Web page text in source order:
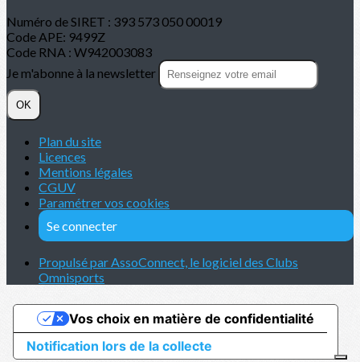
Numéro de SIRET : 393 573 050 00019
Code APE: 9499Z
Code RNA : W942003083
Je m'abonne à la newsletter
OK
Plan du site
Licences
Mentions légales
CGUV
Paramétrer vos cookies
Se connecter
Propulsé par AssoConnect, le logiciel des Clubs
Omnisports
Notification lors de la collecte
Vos choix en matière de confidentialité